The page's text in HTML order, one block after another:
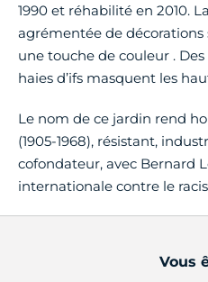
1990 et réhabilité en 2010.
agrémentée de
une touche de couleur .
haies d’ifs masquent les
Le nom de ce jardin rend
(1905-1968), résistant,
cofondateur, avec Bernard
internationale contre le
Vous